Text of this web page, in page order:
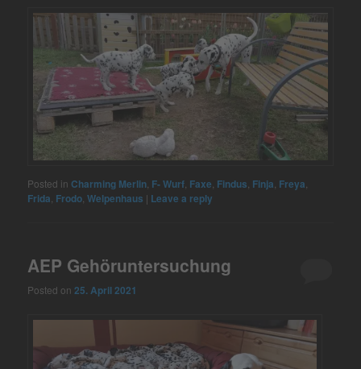
Posted in Charming Merlin F- Wurf Faxe Findus Finja Freya
Frida Frodo ,Welpenhaus | Leave a reply
AEP Gehöruntersuchung
Posted on25. April 2021